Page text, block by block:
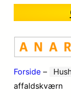
Forside –
affaldskværn